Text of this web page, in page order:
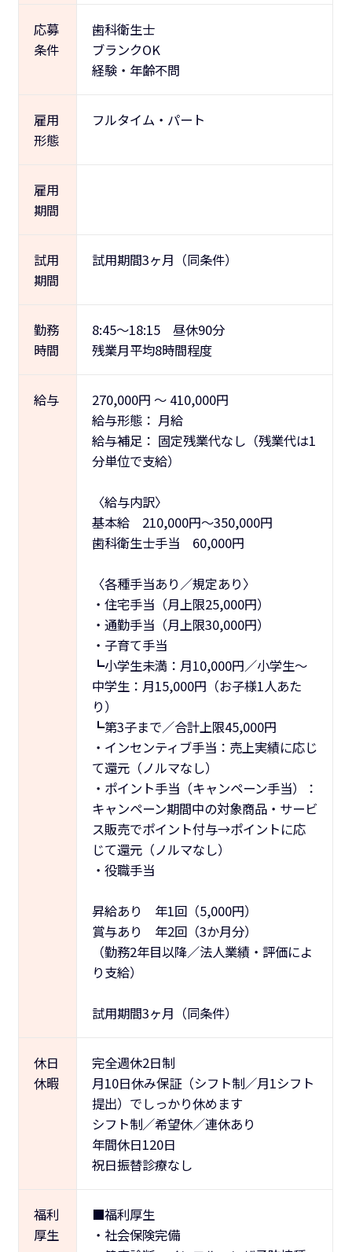
応募
条件
歯科衛生士
ブランクOK
経験・年齢不問
雇用
形態
フルタイム・パート
雇用
期間
試用
期間
試用期間3ヶ月（同条件）
勤務
時間
8:45～18:15 昼休90分
残業月平均8時間程度
給与 270,000円 ～ 410,000円
給与形態： 月給
給与補足： 固定残業代なし（残業代は1
分単位で支給）
〈給与内訳〉
基本給 210,000円～350,000円
歯科衛生士手当 60,000円
〈各種手当あり／規定あり〉
・住宅手当（月上限25,000円）
・通勤手当（月上限30,000円）
・子育て手当
┗小学生未満：月10,000円／小学生～
中学生：月15,000円（お子様1人あた
り）
┗第3子まで／合計上限45,000円
・インセンティブ手当：売上実績に応じ
て還元（ノルマなし）
・ポイント手当（キャンペーン手当）：
キャンペーン期間中の対象商品・サービ
ス販売でポイント付与→ポイントに応
じて還元（ノルマなし）
・役職手当
昇給あり 年1回（5,000円）
賞与あり 年2回（3か月分）
（勤務2年目以降／法人業績・評価によ
り支給）
試用期間3ヶ月（同条件）
休日
休暇
完全週休2日制
月10日休み保証（シフト制／月1シフト
提出）でしっかり休めます
シフト制／希望休／連休あり
年間休日120日
祝日振替診療なし
福利
厚生
■福利厚生
・社会保険完備